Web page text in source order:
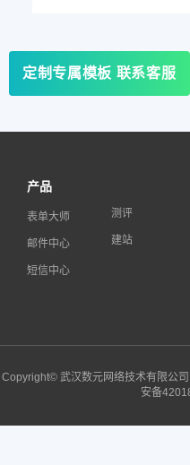
定制专属模板 联系客服
产品
表单大师
邮件中心
短信中心
测评
建站
Copyright© 武汉数元网络技术有限公司
安备